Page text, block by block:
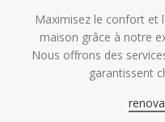
Maximisez le confort et
maison grâce à notre
Nous offrons des
garantissent